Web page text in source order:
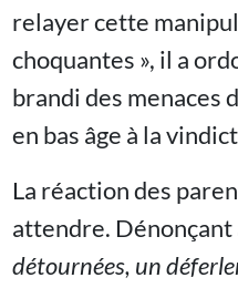
relayer cette
choquantes », il a
brandi des menaces
en bas âge à la
La réaction des
attendre. Dénonçant
détournées, un